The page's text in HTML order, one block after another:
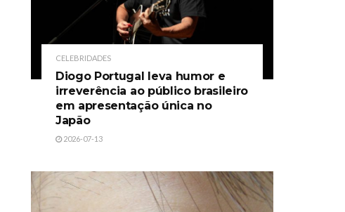
CELEBRIDADES
Diogo Portugal leva humor e
irreverência ao público brasileiro
em apresentação única no
Japão
2026-07-13